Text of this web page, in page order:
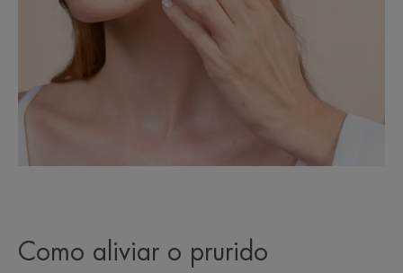
Como aliviar o prurido